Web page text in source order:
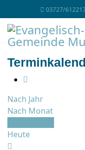
03727/
Nach Jahr
Nach Monat
Heute